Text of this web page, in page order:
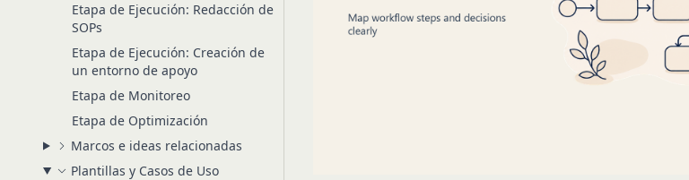
Etapa de Ejecución: Redacción de
SOPs
Etapa de Ejecución: Creación de
un entorno de apoyo
Etapa de Monitoreo
Etapa de Optimización
Marcos e ideas relacionadas
Plantillas y Casos de Uso